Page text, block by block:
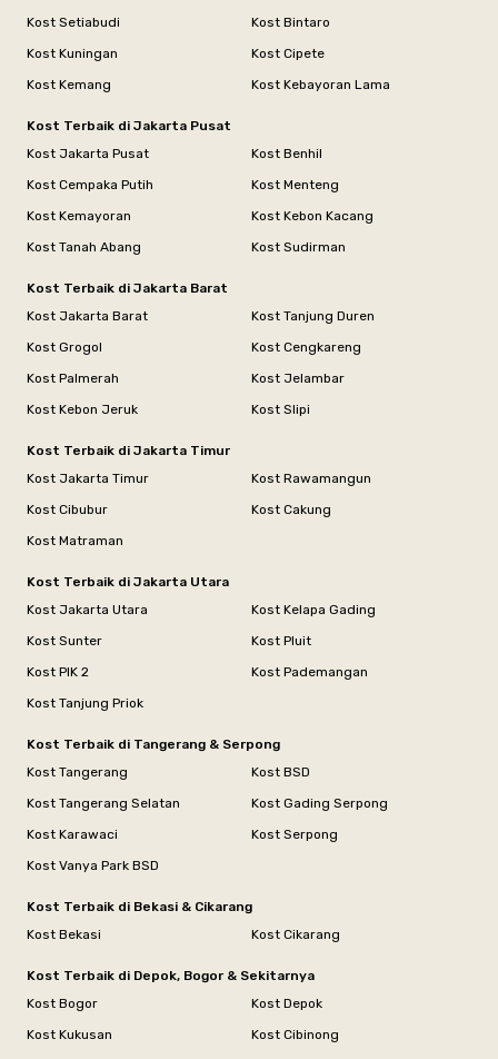
Kost Setiabudi
Kost Bintaro
Kost Kuningan
Kost Cipete
Kost Kemang
Kost Kebayoran Lama
Kost Terbaik di Jakarta Pusat
Kost Jakarta Pusat
Kost Benhil
Kost Cempaka Putih
Kost Menteng
Kost Kemayoran
Kost Kebon Kacang
Kost Tanah Abang
Kost Sudirman
Kost Terbaik di Jakarta Barat
Kost Jakarta Barat
Kost Tanjung Duren
Kost Grogol
Kost Cengkareng
Kost Palmerah
Kost Jelambar
Kost Kebon Jeruk
Kost Slipi
Kost Terbaik di Jakarta Timur
Kost Jakarta Timur
Kost Rawamangun
Kost Cibubur
Kost Cakung
Kost Matraman
Kost Terbaik di Jakarta Utara
Kost Jakarta Utara
Kost Kelapa Gading
Kost Sunter
Kost Pluit
Kost PIK 2
Kost Pademangan
Kost Tanjung Priok
Kost Terbaik di Tangerang & Serpong
Kost Tangerang
Kost BSD
Kost Tangerang Selatan
Kost Gading Serpong
Kost Karawaci
Kost Serpong
Kost Vanya Park BSD
Kost Terbaik di Bekasi & Cikarang
Kost Bekasi
Kost Cikarang
Kost Terbaik di Depok, Bogor & Sekitarnya
Kost Bogor
Kost Depok
Kost Kukusan
Kost Cibinong